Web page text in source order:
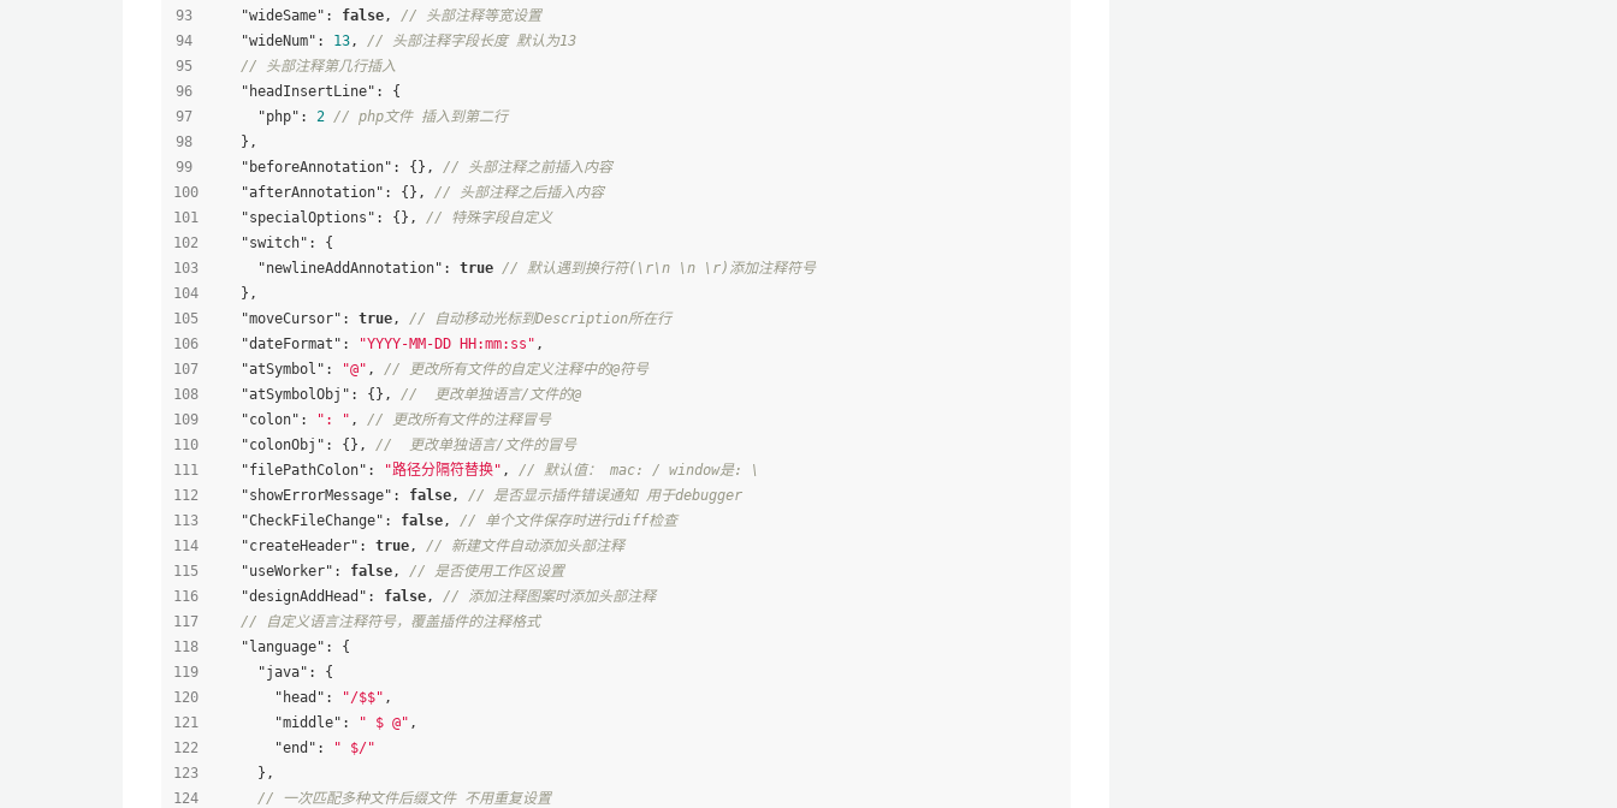
"wideSame" : false,
// 头部注释等宽设置
"wideNum" : 13,
// 头部注释字段长度 默认为13
// 头部注释第几行插入
"headInsertLine" :
{
"php" : 2 // php文件 插入到第二行
} ,
"beforeAnnotation" : { } ,
// 头部注释之前插入内容
"afterAnnotation" : { } ,
// 头部注释之后插入内容
"specialOptions" : { } ,
// 特殊字段自定义
"switch" :
{
"newlineAddAnnotation" : true // 默认遇到换行符(\r\n \n \r)添加注释符号
} ,
"moveCursor" : true,
// 自动移动光标到Description所在行
"dateFormat" : "YYYY-MM-DD HH:mm:ss" ,
"atSymbol" : "@" ,
// 更改所有文件的自定义注释中的@符号
"atSymbolObj" : { } ,
//  更改单独语言/文件的@
"colon" : ": " ,
// 更改所有文件的注释冒号
"colonObj" : { } ,
//  更改单独语言/文件的冒号
"filePathColon" : "路径分隔符替换" ,
// 默认值： mac: / window是: \
"showErrorMessage" : false,
// 是否显示插件错误通知 用于debugger
"CheckFileChange" : false,
// 单个文件保存时进行diff检查
"createHeader" : true,
// 新建文件自动添加头部注释
"useWorker" : false,
// 是否使用工作区设置
"designAddHead" : false,
// 添加注释图案时添加头部注释
// 自定义语言注释符号，覆盖插件的注释格式
"language" :
{
"java" :
{
"head" : "/$$" ,
"middle" : " $ @" ,
"end" :
" $/"
} ,
// 一次匹配多种文件后缀文件 不用重复设置